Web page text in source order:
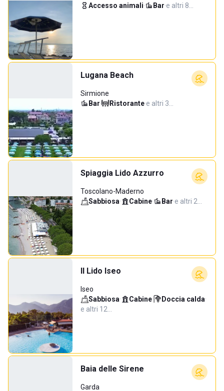
Accesso animali· Bar·e altri 8…
Lugana Beach
Sirmione
Bar· Ristorante·e altri 3…
Spiaggia Lido Azzurro
Toscolano-Maderno
Sabbiosa· Cabine· Bar·e altri 2…
Il Lido Iseo
Iseo
Sabbiosa· Cabine· Doccia calda·
e altri 12…
Baia delle Sirene
Garda